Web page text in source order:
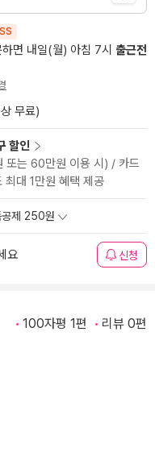
면 내일(월) 아침 7시 출근전
무료)
할인
또는 60만원 이용 시) / 카드
최대 1만원 혜택 제공
공제 250원
요 신청
100자평 1편 리뷰 0편